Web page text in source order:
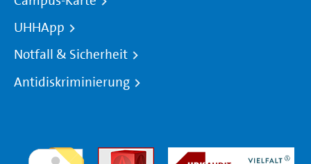
UHHApp
Notfall & Sicherheit
Antidiskriminierung